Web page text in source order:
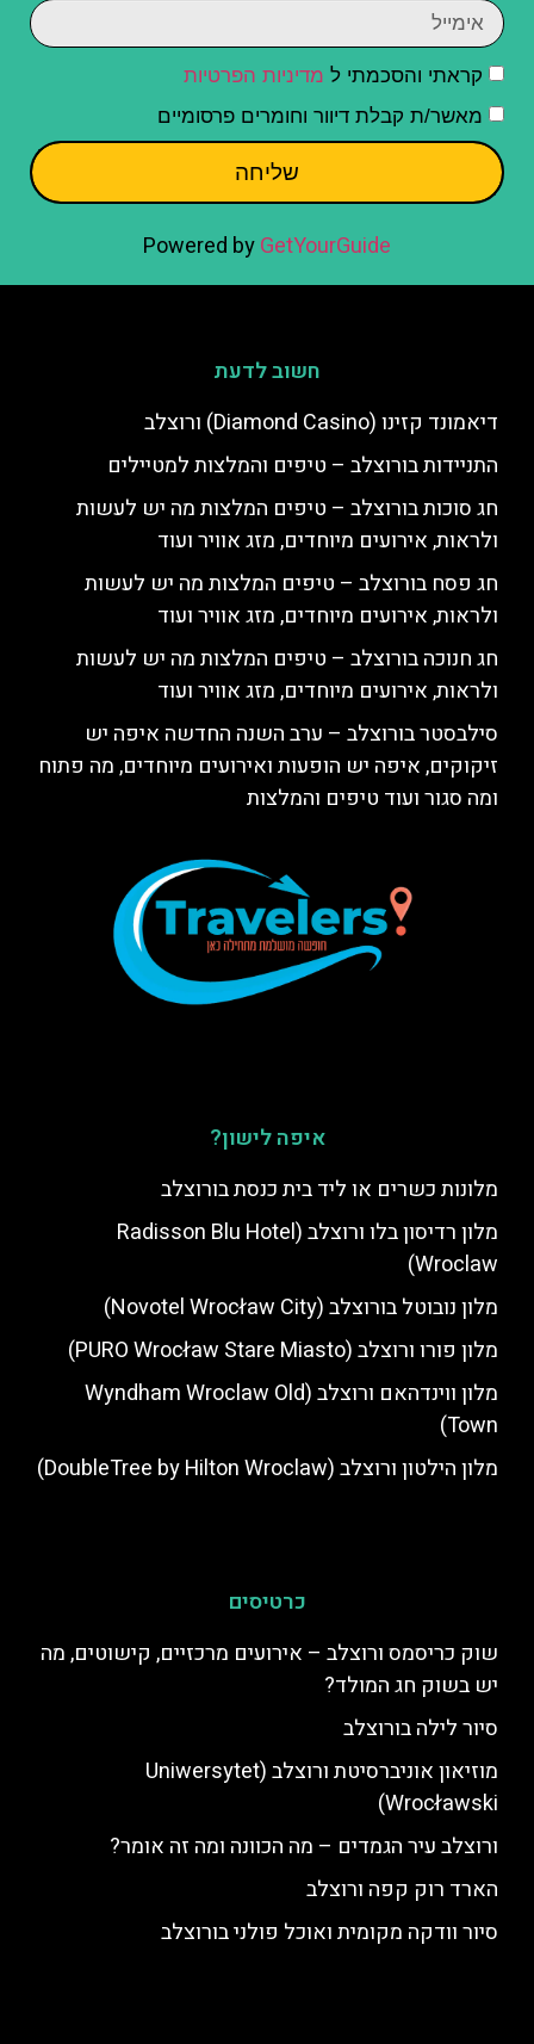
קראתי והסכמתי ל מדיניות הפרטיות
מאשר/ת קבלת דיוור וחומרים פרסומיים
שליחה
Powered byGetYourGuide
חשוב לדעת
דיאמונד קזינו (Diamond Casino) ורוצלב
התניידות בורוצלב – טיפים והמלצות למטיילים
חג סוכות בורוצלב – טיפים המלצות מה יש לעשות
ולראות, אירועים מיוחדים, מזג אוויר ועוד
חג פסח בורוצלב – טיפים המלצות מה יש לעשות
ולראות, אירועים מיוחדים, מזג אוויר ועוד
חג חנוכה בורוצלב – טיפים המלצות מה יש לעשות
ולראות, אירועים מיוחדים, מזג אוויר ועוד
סילבסטר בורוצלב – ערב השנה החדשה איפה יש
זיקוקים, איפה יש הופעות ואירועים מיוחדים, מה פתוח
ומה סגור ועוד טיפים והמלצות
איפה לישון?
מלונות כשרים או ליד בית כנסת בורוצלב
מלון רדיסון בלו ורוצלב (Radisson Blu Hotel
Wroclaw)
מלון נובוטל בורוצלב (Novotel Wrocław City)
מלון פורו ורוצלב (PURO Wrocław Stare Miasto)
מלון ווינדהאם ורוצלב (Wyndham Wroclaw Old
Town)
מלון הילטון ורוצלב (DoubleTree by Hilton Wroclaw)
כרטיסים
שוק כריסמס ורוצלב – אירועים מרכזיים, קישוטים, מה
יש בשוק חג המולד?
סיור לילה בורוצלב
מוזיאון אוניברסיטת ורוצלב (Uniwersytet
Wrocławski)
ורוצלב עיר הגמדים – מה הכוונה ומה זה אומר?
הארד רוק קפה ורוצלב
סיור וודקה מקומית ואוכל פולני בורוצלב